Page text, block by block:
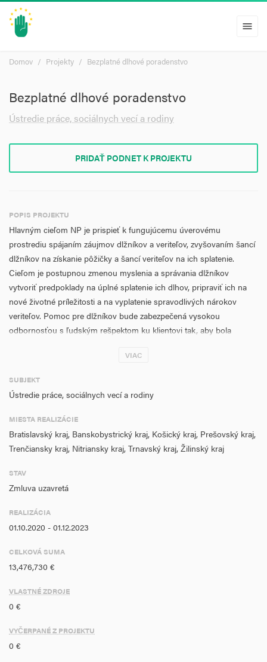
menu
Domov Projekty Bezplatné dlhové poradenstvo
Bezplatné dlhové poradenstvo
Ústredie práce, sociálnych vecí a rodiny
PRIDAŤ PODNET K PROJEKTU
POPIS PROJEKTU
Hlavným cieľom NP je prispieť k fungujúcemu úverovému
prostrediu spájaním záujmov dlžníkov a veriteľov, zvyšovaním šancí
dlžníkov na získanie pôžičky a šancí veriteľov na ich splatenie.
Cieľom je postupnou zmenou myslenia a správania dlžníkov
vytvoriť predpoklady na úplné splatenie ich dlhov, pripraviť ich na
nové životné príležitosti a na vyplatenie spravodlivých nárokov
veriteľov. Pomoc pre dlžníkov bude zabezpečená vysokou
odbornosťou s ľudským rešpektom ku klientovi tak, aby bola
ťažkosti. Človek, ktorý sa ocitne v ťažkej finančnej kríze potrebuje
poradenstvo a často krát aj psychologické poradenstvo.
VIAC
SUBJEKT
Ústredie práce, sociálnych vecí a rodiny
MIESTA REALIZÁCIE
Bratislavský kraj, Banskobystrický kraj, Košický kraj, Prešovský kraj,
Trenčiansky kraj, Nitriansky kraj, Trnavský kraj, Žilinský kraj
STAV
Zmluva uzavretá
REALIZÁCIA
01.10.2020 - 01.12.2023
CELKOVÁ SUMA
13,476,730 €
VLASTNÉ ZDROJE
0 €
VYČERPANÉ Z PROJEKTU
0 €